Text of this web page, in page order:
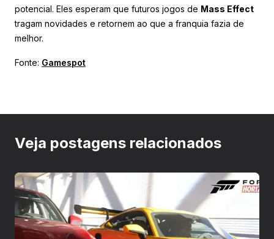
potencial. Eles esperam que futuros jogos de Mass Effect
tragam novidades e retornem ao que a franquia fazia de
melhor.
Fonte: Gamespot
Veja postagens relacionados